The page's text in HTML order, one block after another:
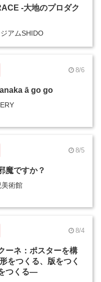
-大地のプロダク
アムSHIDO
8/6
ā go go
8/5
魔ですか？
術館
8/4
ーネ：ポスターを構
をつくる、版をつく
つくる―